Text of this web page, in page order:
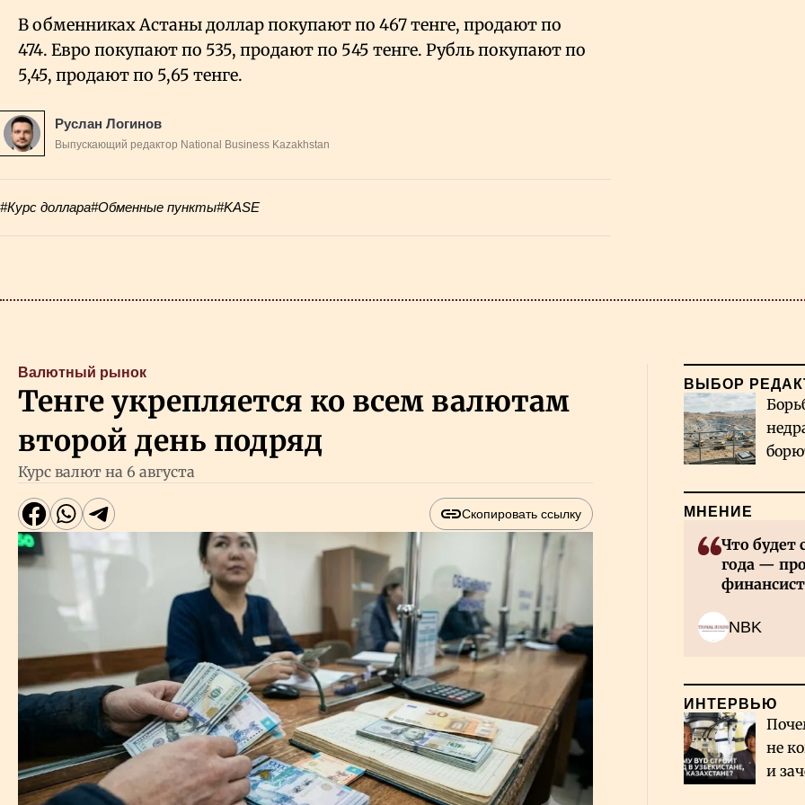
В обменниках Астаны доллар покупают по 467 тенге, продают по
474. Евро покупают по 535, продают по 545 тенге. Рубль покупают по
5,45, продают по 5,65 тенге.
Руслан Логинов
Выпускающий редактор National Business Kazakhstan
#Курс доллара#Обменные пункты#KASE
Валютный рынок
Тенге укрепляется ко всем валютам
второй день подряд
Курс валют на 6 августа
Скопировать ссылку
ВЫБОР
МНЕНИЕ
Что будет
года —
NBK
ИНТЕРВЬЮ
не
и